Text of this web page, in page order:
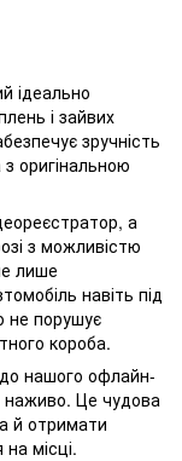
ідеально
і зайвих
зручність
оригінальною
а
з можливістю
лише
навіть під
не порушує
короба.
нашого офлайн-
наживо. Це чудова
й отримати
місці.